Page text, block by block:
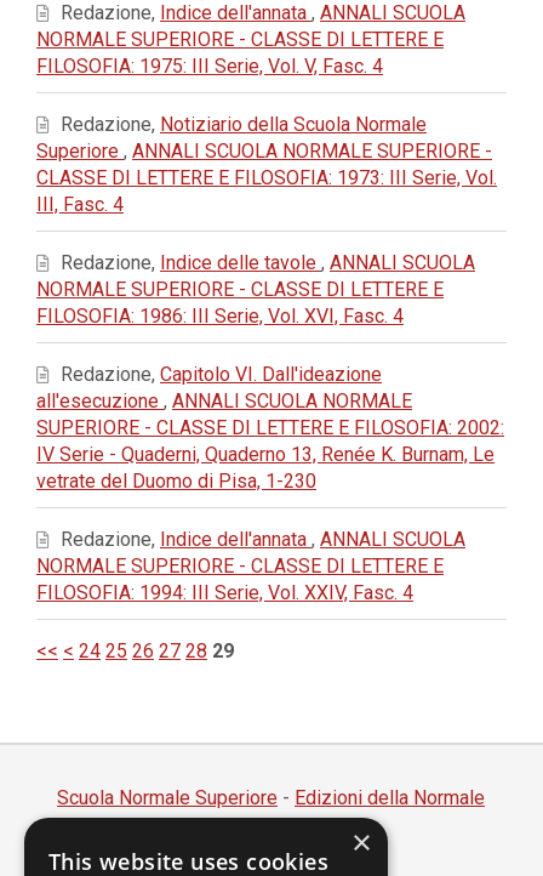
Redazione, Indice dell'annata , ANNALI SCUOLA
NORMALE SUPERIORE - CLASSE DI LETTERE E
FILOSOFIA: 1975: III Serie, Vol. V, Fasc. 4
Redazione, Notiziario della Scuola Normale
Superiore , ANNALI SCUOLA NORMALE SUPERIORE -
CLASSE DI LETTERE E FILOSOFIA: 1973: III Serie, Vol.
III, Fasc. 4
Redazione, Indice delle tavole , ANNALI SCUOLA
NORMALE SUPERIORE - CLASSE DI LETTERE E
FILOSOFIA: 1986: III Serie, Vol. XVI, Fasc. 4
Redazione, Capitolo VI. Dall'ideazione
all'esecuzione , ANNALI SCUOLA NORMALE
SUPERIORE - CLASSE DI LETTERE E FILOSOFIA: 2002:
IV Serie - Quaderni, Quaderno 13, Renée K. Burnam, Le
vetrate del Duomo di Pisa, 1-230
Redazione, Indice dell'annata , ANNALI SCUOLA
NORMALE SUPERIORE - CLASSE DI LETTERE E
FILOSOFIA: 1994: III Serie, Vol. XXIV, Fasc. 4
<< < 24 25 26 27 28 29
Scuola Normale Superiore - Edizioni della Normale
Piazza dei Cavalieri, 7 - 56126 Pisa
Codice fiscale 80005050507
×
This website uses cookies